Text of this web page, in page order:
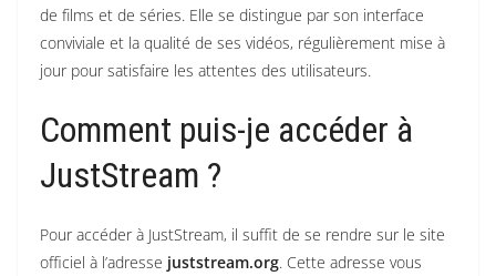
de films et de séries. Elle se distingue par son interface
conviviale et la qualité de ses vidéos, régulièrement mise à
jour pour satisfaire les attentes des utilisateurs.
Comment puis-je accéder à
JustStream ?
Pour accéder à JustStream, il suffit de se rendre sur le site
officiel à l’adresse juststream.org. Cette adresse vous